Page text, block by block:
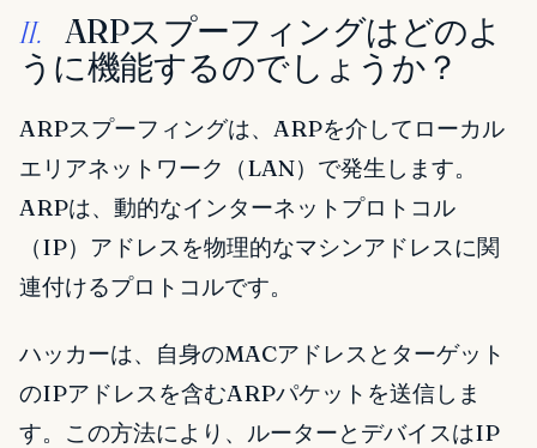
II.
ARPスプーフィングはどのよ
うに機能するのでしょうか？
ARPスプーフィングは、ARPを介してローカル
エリアネットワーク（LAN）で発生します。
ARPは、動的なインターネットプロトコル
（IP）アドレスを物理的なマシンアドレスに関
連付けるプロトコルです。
ハッカーは、自身のMACアドレスとターゲット
のIPアドレスを含むARPパケットを送信しま
す。この方法により、ルーターとデバイスはIP